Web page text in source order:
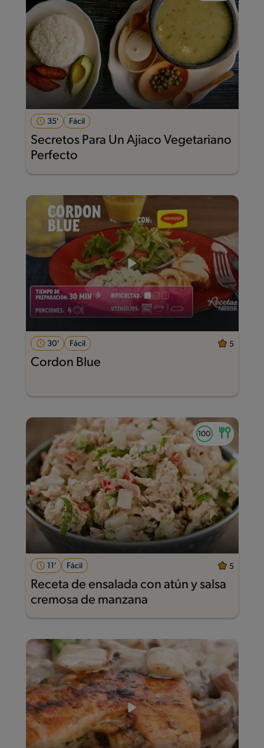
35' Fácil
Secretos Para Un Ajiaco Vegetariano
Perfecto
30' Fácil 5
Cordon Blue
11' Fácil 5
Receta de ensalada con atún y salsa
cremosa de manzana